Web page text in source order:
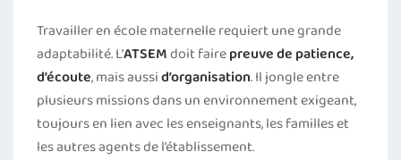
Travailler en école maternelle requiert une grande
adaptabilité. L’ATSEMdoit fairepreuve de patience,
d’écoute, mais aussid’organisation. Il jongle entre
plusieurs missions dans un environnement exigeant,
toujours en lien avec les enseignants, les familles et
les autres agents de l’établissement.